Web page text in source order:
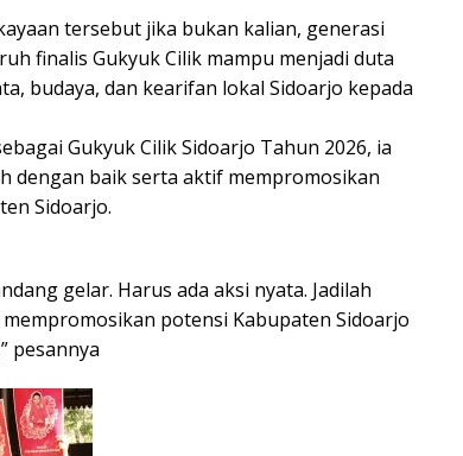
tersebut jika bukan kalian, generasi
finalis Gukyuk Cilik mampu menjadi duta
budaya, dan kearifan lokal Sidoarjo kepada
Gukyuk Cilik Sidoarjo Tahun 2026, ia
dengan baik serta aktif mempromosikan
Sidoarjo.
gelar. Harus ada aksi nyata. Jadilah
potensi Kabupaten Sidoarjo
pesannya